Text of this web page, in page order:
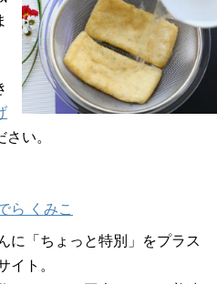
い。
ら くみこ
に「ちょっと特別」をプラス
イト。